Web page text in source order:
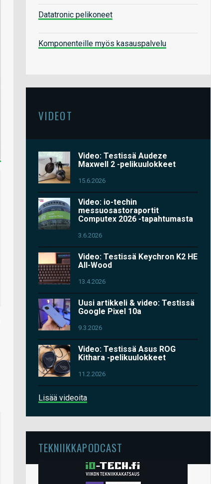
Datatronic pelikoneet
Komponenteille myös kasauspalvelu
VIDEOT
Video: Testissä Audeze
Maxwell 2 -pelikuulokkeet
15.6.2026
Video: io-techin
messuosastoraportit
Computex 2026 -tapahtumasta
3.6.2026
Video: Testissä Keychron K2 HE
All-Wood
13.4.2026
Uusi artikkeli & video: Testissä
Google Pixel 10a
9.3.2026
Video: Testissä Asus ROG
Kithara -pelikuulokkeet
11.2.2026
Lisää videoita
TEKNIIKKAPODCAST